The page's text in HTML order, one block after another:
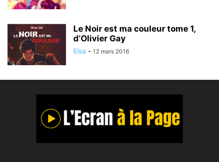
Le Noir est ma couleur tome 1,
d’Olivier Gay
Elsa - 12 mars 2016